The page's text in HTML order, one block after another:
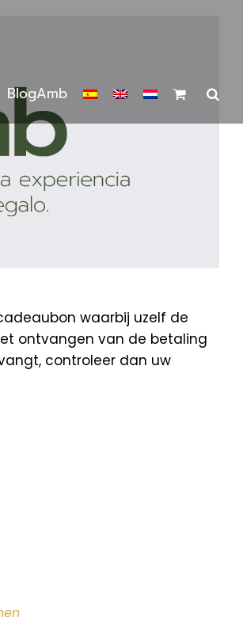
BlogAmb
waarbij uzelf de
ontvangen van de betaling
controleer dan uw